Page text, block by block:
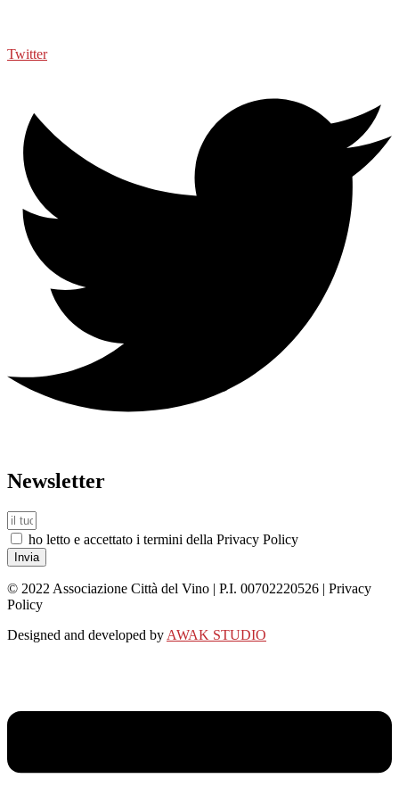
Twitter
Newsletter
ho letto e accettato i termini della Privacy Policy
Invia
© 2022 Associazione Città del Vino | P.I. 00702220526 | Privacy
Policy
Designed and developed by AWAK STUDIO